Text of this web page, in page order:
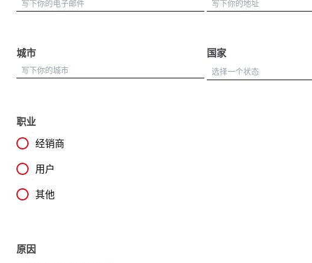
城市 国家
职业
经销商
用户
其他
原因